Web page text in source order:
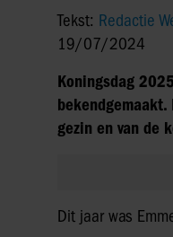
Tekst: Redactie
19/07/2024
Koningsdag
gezin en van de
Dit jaar was